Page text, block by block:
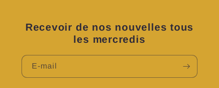
Recevoir de nos nouvelles tous
les mercredis
E-mail